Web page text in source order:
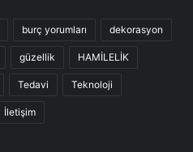
burç yorumları dekorasyon
güzellik HAMİLELİK
Tedavi Teknoloji
İletişim